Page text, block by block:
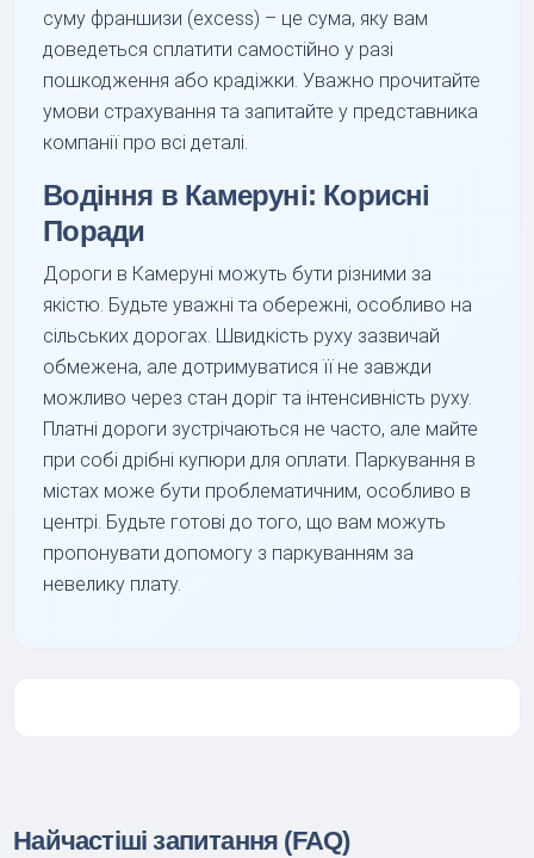
суму франшизи (excess) – це сума, яку вам
доведеться сплатити самостійно у разі
пошкодження або крадіжки. Уважно прочитайте
умови страхування та запитайте у представника
компанії про всі деталі.
Водіння в Камеруні: Корисні
Поради
Дороги в Камеруні можуть бути різними за
якістю. Будьте уважні та обережні, особливо на
сільських дорогах. Швидкість руху зазвичай
обмежена, але дотримуватися її не завжди
можливо через стан доріг та інтенсивність руху.
Платні дороги зустрічаються не часто, але майте
при собі дрібні купюри для оплати. Паркування в
містах може бути проблематичним, особливо в
центрі. Будьте готові до того, що вам можуть
пропонувати допомогу з паркуванням за
невелику плату.
Найчастіші запитання (FAQ)